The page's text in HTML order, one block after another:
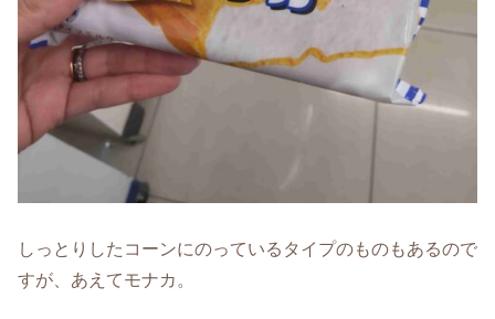
しっとりしたコーンにのっているタイプのものもあるので
すが、あえてモナカ。